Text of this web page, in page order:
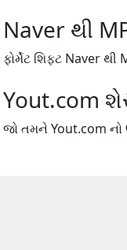
Naver થી
ફોર્મેટ શિફ્ટ Naver થી
Yout.com
જો તમને Yout.com નો